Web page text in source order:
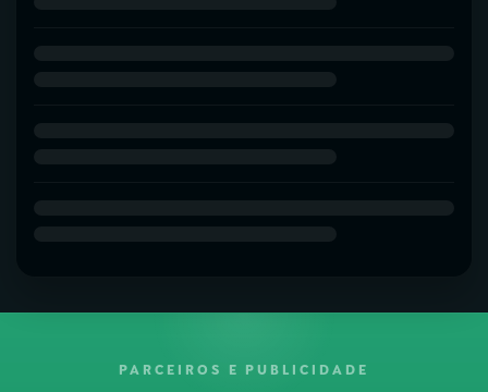
PARCEIROS E PUBLICIDADE